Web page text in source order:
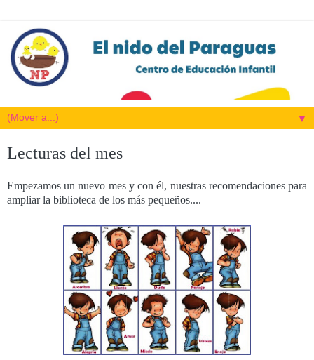
▼
Lecturas del mes
Empezamos un nuevo mes y con él, nuestras recomendaciones para
ampliar la biblioteca de los más pequeños....